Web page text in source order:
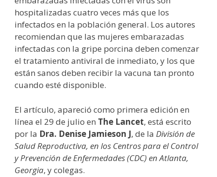
hospitalizadas cuatro veces más que los
infectados en la población general. Los autores
recomiendan que las mujeres embarazadas
infectadas con la gripe porcina deben comenzar
el tratamiento antiviral de inmediato, y los que
están sanos deben recibir la vacuna tan pronto
cuando esté disponible.
El artículo, apareció como primera edición en
línea el 29 de julio en The Lancet, está escrito
por la Dra. Denise Jamieson J, de la División de
Salud Reproductiva, en los Centros para el Control
y Prevención de Enfermedades (CDC) en Atlanta,
Georgia, y colegas.